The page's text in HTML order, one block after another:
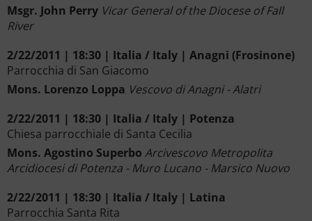
Msgr. John Perry Vicar General of the Diocese of Fall
River
2/22/2011 | 18:30 | Italia / Italy | Anagni (Frosinone)
Parrocchia di San Giacomo
Mons. Lorenzo Loppa Vescovo di Anagni - Alatri
2/22/2011 | 18:30 | Italia / Italy | Potenza
Chiesa parrocchiale di Santa Cecilia
Mons. Agostino Superbo Arcivescovo Metropolita
Arcidiocesi di Potenza - Muro Lucano - Marsico Nuovo
2/22/2011 | 18:30 | Italia / Italy | Latina
Parrocchia Santa Rita